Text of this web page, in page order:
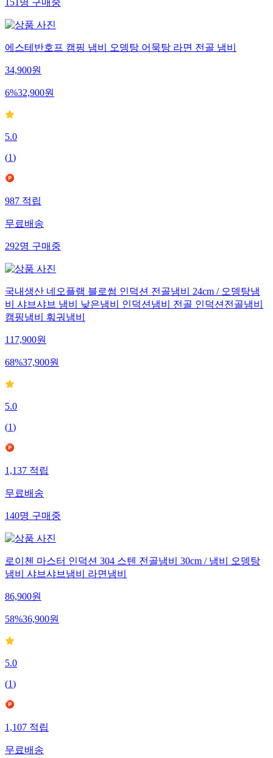
151명구매중
에스테반호프 캠핑 냄비 오뎅탕 어묵탕 라면 전골 냄비
34,900원
6%32,900원
5.0
(1)
987적립
무료배송
292명구매중
국내생산 네오플램 블로썸 인덕션 전골냄비 24cm / 오뎅탕냄
비 샤브샤브 냄비 낮은냄비 인덕션냄비 전골 인덕션전골냄비
캠핑냄비 훠궈냄비
117,900원
68%37,900원
5.0
(1)
1,137적립
무료배송
140명구매중
로이첸 마스터 인덕션 304 스텐 전골냄비 30cm / 냄비 오뎅탕
냄비 샤브샤브냄비 라면냄비
86,900원
58%36,900원
5.0
(1)
1,107적립
무료배송